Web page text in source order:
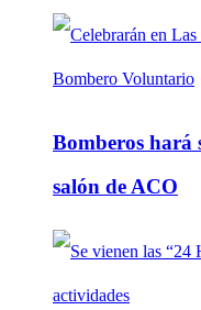
Bomberos hará
salón de ACO